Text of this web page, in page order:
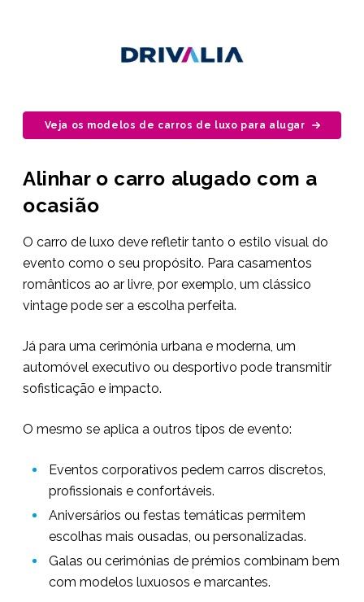
Veja os modelos de carros de luxo para alugar
Alinhar o carro alugado com a
ocasião
O carro de luxo deve refletir tanto o estilo visual do
evento como o seu propósito. Para casamentos
românticos ao ar livre, por exemplo, um clássico
vintage pode ser a escolha perfeita.
Já para uma cerimónia urbana e moderna, um
automóvel executivo ou desportivo pode transmitir
sofisticação e impacto.
O mesmo se aplica a outros tipos de evento:
Eventos corporativos pedem carros discretos,
profissionais e confortáveis.
Aniversários ou festas temáticas permitem
escolhas mais ousadas, ou personalizadas.
Galas ou cerimónias de prémios combinam bem
com modelos luxuosos e marcantes.